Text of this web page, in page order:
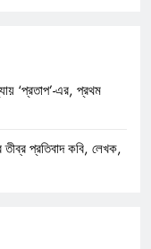
‘প্রতাপ’-এর, প্রথম
তীব্র প্রতিবাদ কবি, লেখক,